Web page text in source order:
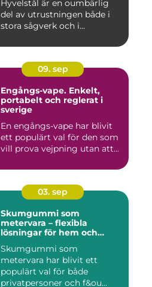
Hyvelstål är en oumbärlig
del av utrustningen både i
stora sågverk och i...
09. sep
Engångs-vape. Enkelt,
portabelt och reglerat i
sverige
En engångs-vape har blivit
ett populärt val för den som
vill prova vejpning utan att...
03. sep
Skumgummi som
metervara – flexibla
lösningar för hem och
Skumgummi som
metervara har blivit ett
populärt val för både
privatpersoner och f&ou...